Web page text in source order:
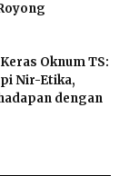
Oknum TS:
Nir-Etika,
dengan